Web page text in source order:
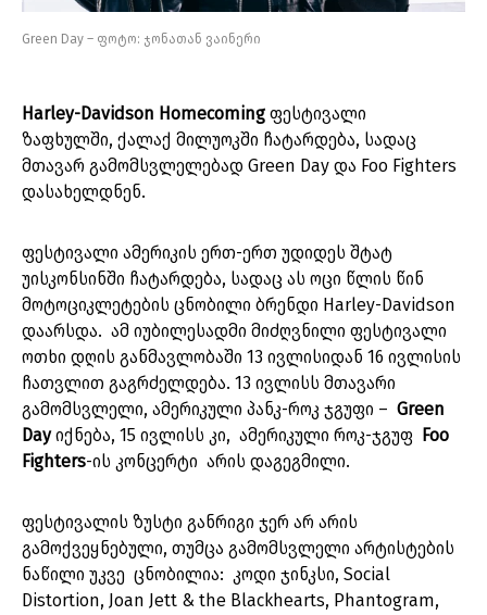
Green Day – ფოტო: ჯონათან ვაინერი
Harley-Davidson Homecoming ფესტივალი
ზაფხულში, ქალაქ მილუოკში ჩატარდება, სადაც
მთავარ გამომსვლელებად Green Day და Foo Fighters
დასახელდნენ.
ფესტივალი ამერიკის ერთ-ერთ უდიდეს შტატ
უისკონსინში ჩატარდება, სადაც ას ოცი წლის წინ
მოტოციკლეტების ცნობილი ბრენდი Harley-Davidson
დაარსდა. ამ იუბილესადმი მიძღვნილი ფესტივალი
ოთხი დღის განმავლობაში 13 ივლისიდან 16 ივლისის
ჩათვლით გაგრძელდება. 13 ივლისს მთავარი
გამომსვლელი, ამერიკული პანკ-როკ ჯგუფი – Green
Dayიქნება, 15 ივლისს კი, ამერიკული როკ-ჯგუფ Foo
Fighters-ის კონცერტი არის დაგეგმილი.
ფესტივალის ზუსტი განრიგი ჯერ არ არის
გამოქვეყნებული, თუმცა გამომსვლელი არტისტების
ნაწილი უკვე ცნობილია: კოდი ჯინკსი, Social
Distortion, Joan Jett & the Blackhearts, Phantogram,